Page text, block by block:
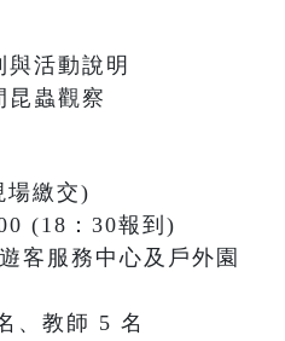
活動說明
蟲觀察
場繳交)
(18：30報到)
客服務中心及戶外園
、教師 5 名